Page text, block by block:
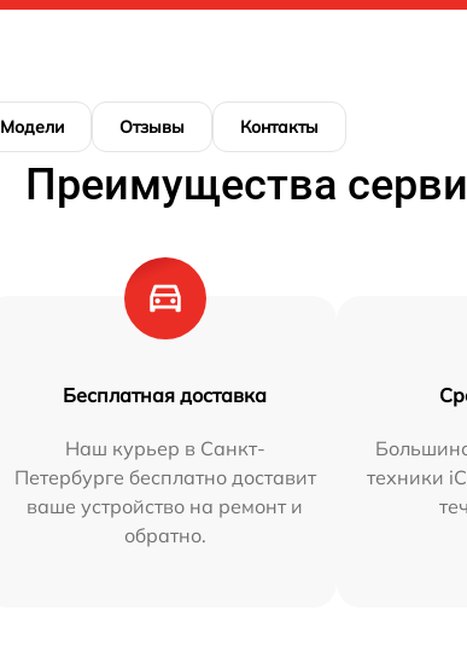
Модели Отзывы Контакты
Преимущества
Бесплатная доставка
Наш курьер в Санкт-
Петербурге бесплатно доставит
ваше устройство на ремонт и
обратно.
техники